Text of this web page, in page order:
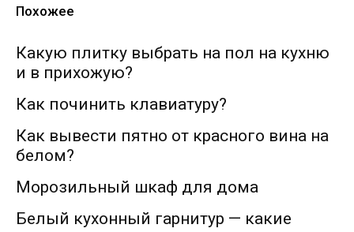
Похожее
Какую плитку выбрать на пол на кухню
и в прихожую?
Как починить клавиатуру?
Как вывести пятно от красного вина на
белом?
Морозильный шкаф для дома
Белый кухонный гарнитур — какие